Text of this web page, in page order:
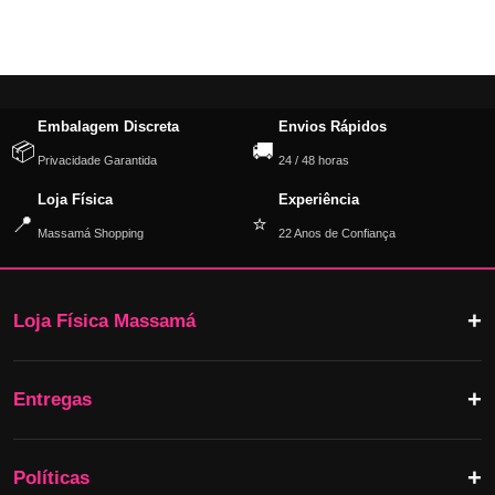
📦
Embalagem Discreta
Privacidade Garantida 🚚
Envios Rápidos
24 / 48 horas
📍
Loja Física
Massamá Shopping ⭐
Experiência
22 Anos de Confiança
Loja Física Massamá
Entregas
Políticas